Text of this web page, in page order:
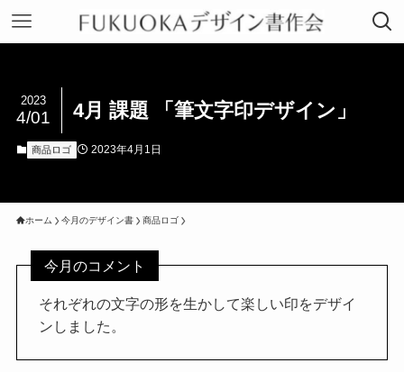
4月 課題 「筆文字印デザイン」
2023
4/01
商品ロゴ 2023年4月1日
ホーム 今月のデザイン書 商品ロゴ
今月のコメント
それぞれの文字の形を生かして楽しい印をデザイ
ンしました。